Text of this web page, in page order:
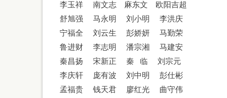
李玉祥
南文志 麻东文
欧阳吉超
舒旭强
马永明 刘小明
李洪庆
宁福全
刘云生 彭娇妍
马勤荣
鲁进财
李志明 潘宗湘
马建安
秦昌扬
宋新正 秦 临
刘宗元
李庆轩
庞有波 刘中明
彭仕彬
孟福贵
钱天君 廖红光
曲守伟